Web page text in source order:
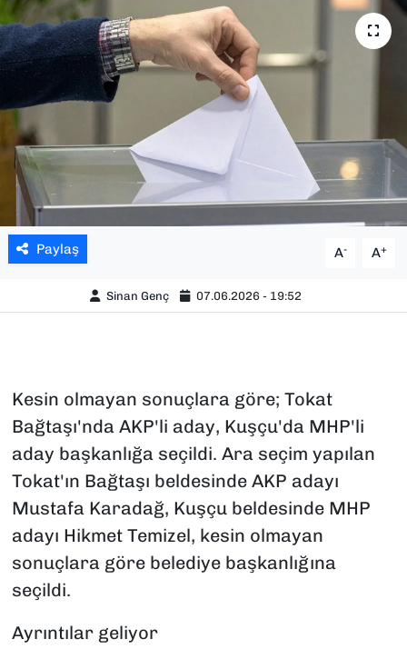
Paylaş A- A+
Sinan Genç 07.06.2026 - 19:52
Kesin olmayan sonuçlara göre; Tokat
Bağtaşı'nda AKP'li aday, Kuşçu'da MHP'li
aday başkanlığa seçildi. Ara seçim yapılan
Tokat'ın Bağtaşı beldesinde AKP adayı
Mustafa Karadağ, Kuşçu beldesinde MHP
adayı Hikmet Temizel, kesin olmayan
sonuçlara göre belediye başkanlığına
seçildi.
Ayrıntılar geliyor
SPOR
TEKNOLOJİ
YAŞAM
YEREL YÖNETİMLER